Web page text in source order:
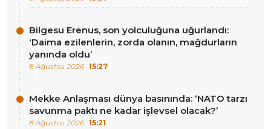
Bilgesu Erenus, son yolculuğuna uğurlandı:
‘Daima ezilenlerin, zorda olanın, mağdurların
yanında oldu’
8 Ağustos 2026 15:27
Mekke Anlaşması dünya basınında: ‘NATO tarzı
savunma paktı ne kadar işlevsel olacak?’
8 Ağustos 2026 15:21